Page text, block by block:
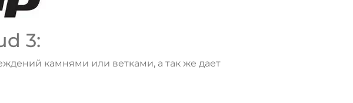
3:
камнями или ветками, а так же дает